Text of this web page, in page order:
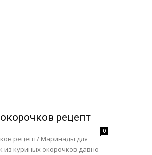
рецепт
0
рецепт/ Маринады для
куриных окорочков давно